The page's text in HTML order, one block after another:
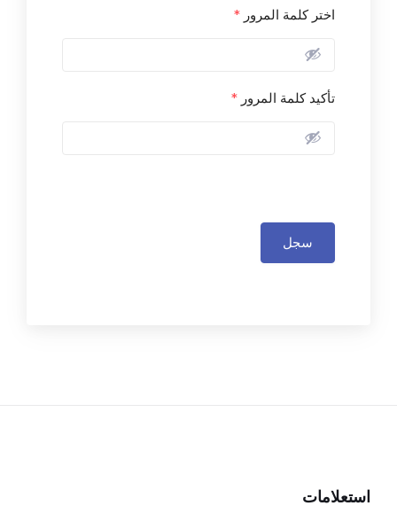
اختر كلمة المرور *
تأكيد كلمة المرور *
سجل
استعلامات